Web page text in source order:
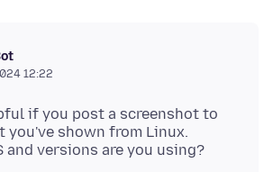
12:22
if you post a screenshot to
you've shown from Linux.